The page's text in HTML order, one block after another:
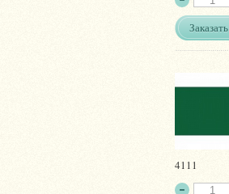
Заказать
4111